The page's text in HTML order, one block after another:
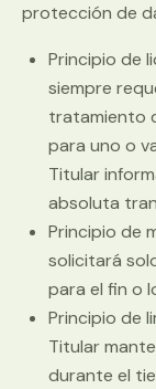
protección de
Principio de
siempre
tratamiento
para uno o
Titular
absoluta
Principio de
solicitará
para el fin o
Principio de
Titular
durante el